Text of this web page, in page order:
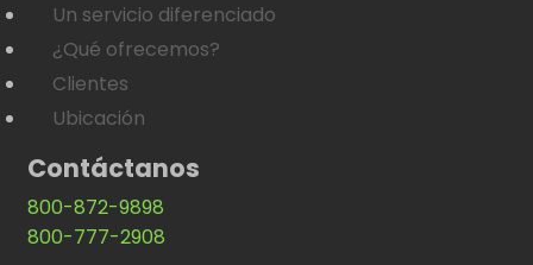
Un servicio diferenciado
¿Qué ofrecemos?
Clientes
Ubicación
Contáctanos
800-872-9898
800-777-2908